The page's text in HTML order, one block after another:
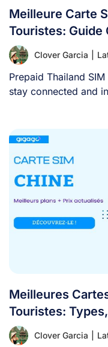
Meilleure Carte
Touristes: Guide
Clover Garcia
Prepaid Thailand
stay connected and
Meilleures
Touristes:
Clover Garcia